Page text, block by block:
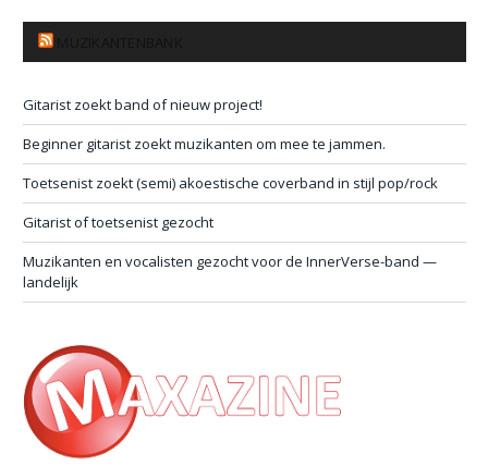
Gitarist zoekt band of nieuw project!
Beginner gitarist zoekt muzikanten om mee te jammen.
Toetsenist zoekt (semi) akoestische coverband in stijl pop/rock
Gitarist of toetsenist gezocht
Muzikanten en vocalisten gezocht voor de InnerVerse-band —
landelijk